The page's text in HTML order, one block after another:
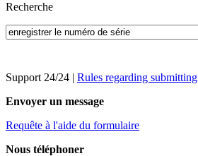
Recherche
Support 24/24 | Rules regarding submitting
Envoyer un message
Requête à l'aide du formulaire
Nous téléphoner